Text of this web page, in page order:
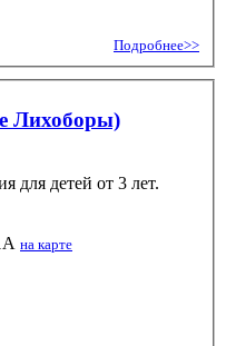
Подробнее>>
Лихоборы)
для детей от 3 лет.
на карте